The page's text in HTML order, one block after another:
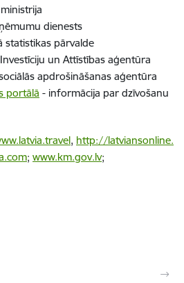
dienests
statistikas pārvalde
un Attīstības aģentūra
apdrošināšanas aģentūra
portālā - informācija par dzīvošanu
, http://latviansonline.
; www.km.gov.lv;